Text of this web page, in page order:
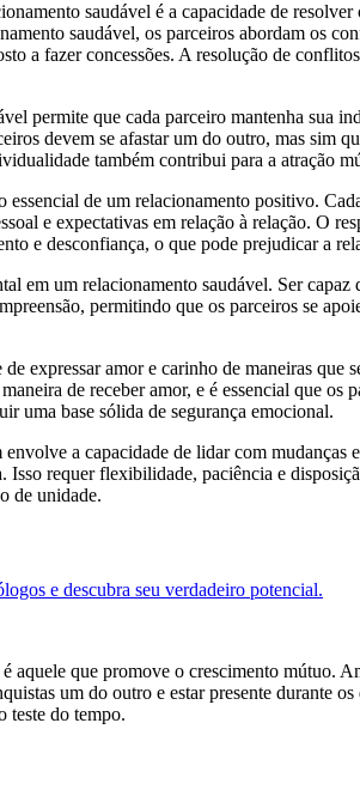
saudável é a capacidade de
saudável, os parceiros abordam os
a fazer concessões. A resolução de
permite que cada parceiro mantenha sua
devem se afastar um do outro, mas sim
também contribui para a atração
essencial de um relacionamento positivo.
e expectativas em relação à relação. O
e desconfiança, o que pode prejudicar a
em um relacionamento saudável. Ser
permitindo que os parceiros se
expressar amor e carinho de maneiras
de receber amor, e é essencial que
uma base sólida de segurança emocional.
a capacidade de lidar com mudanças
Isso requer flexibilidade, paciência e
de unidade.
e descubra seu verdadeiro potencial.
aquele que promove o crescimento mútuo.
um do outro e estar presente durante
teste do tempo.